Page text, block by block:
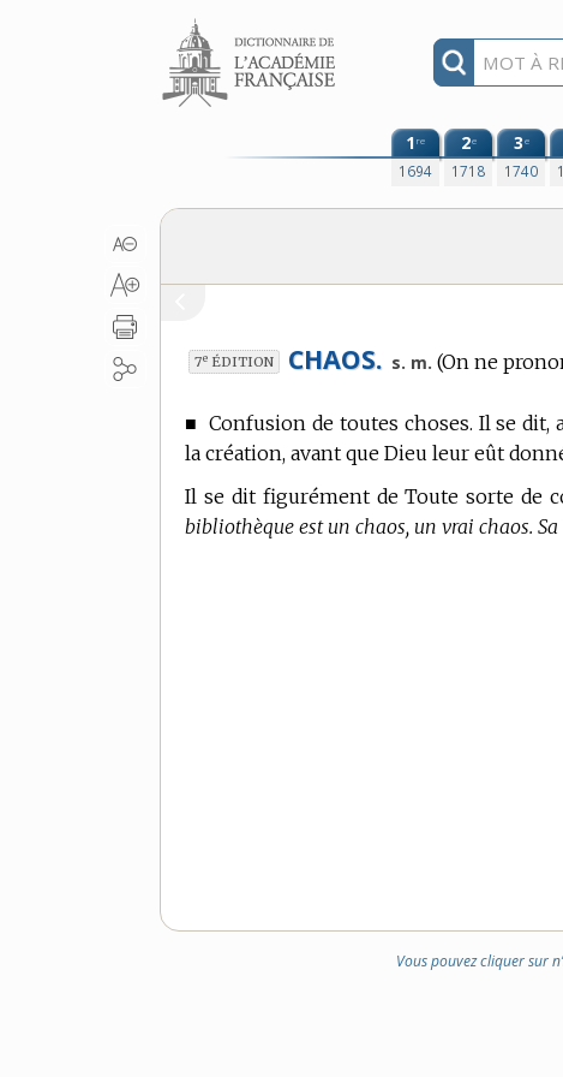
Aller au contenu
1re
1694
2e
1718
3e
1740
7e ÉDITION CHAOS. s. m. (On ne
■Confusion de toutes choses. Il se dit,
la création, avant que Dieu leur eût
Il se dit figurément de Toute sorte de
bibliothèque est un chaos, un vrai chaos. Sa
Vous pouvez cliquer sur